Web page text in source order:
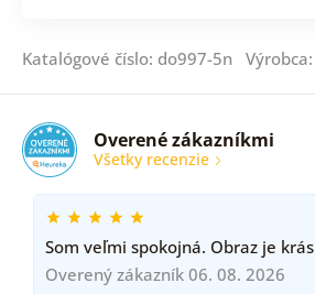
Katalógové číslo: do997-5n Výrobca:
Overené zákazníkmi
Všetky recenzie
Som veľmi spokojná. Obraz je
Overený zákazník 06. 08. 2026